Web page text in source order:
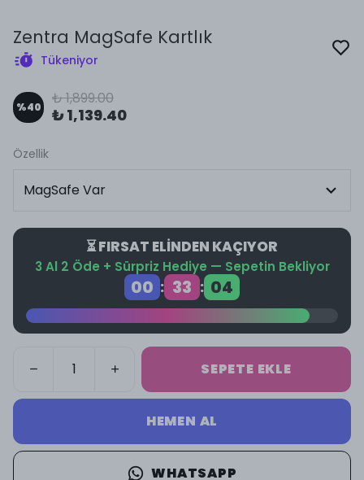
Zentra MagSafe Kartlık
Tükeniyor
%40 ₺ 1,899.00
₺ 1,139.40
Özellik
⏳ FIRSAT ELİNDEN KAÇIYOR
3 Al 2 Öde + Sürpriz Hediye — Sepetin Bekliyor
00 : 33 : 04
SEPETE EKLE
HEMEN AL
WHATSAPP